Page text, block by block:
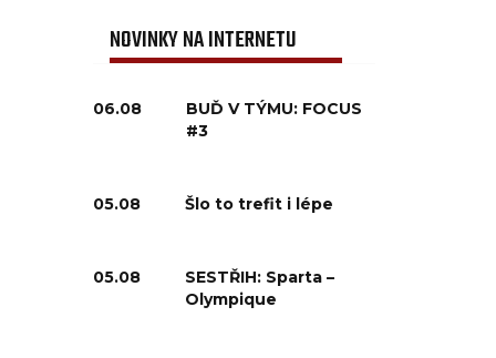
NOVINKY NA INTERNETU
06.08
BUĎ V TÝMU: FOCUS
#3
05.08 Šlo to trefit i lépe
05.08
SESTŘIH: Sparta –
Olympique